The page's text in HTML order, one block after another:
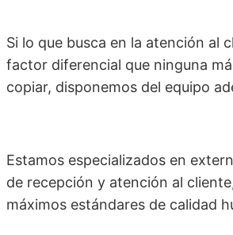
Si lo que busca en la atención al
factor diferencial que ninguna
copiar, disponemos del equipo
Estamos especializados en
de recepción y atención al
máximos estándares de calidad